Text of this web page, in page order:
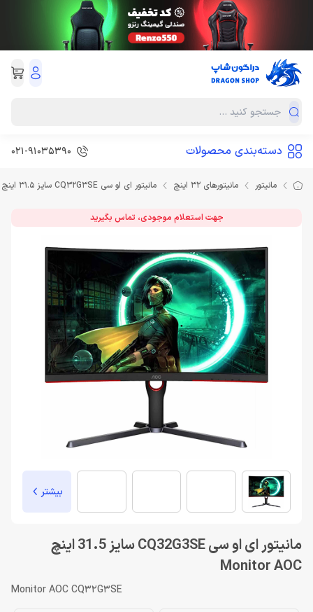
دسته‌بندی محصولات 021-91035390
مانیتور مانیتورهای 32 اینچ مانیتور ای او سی CQ32G3SE سایز 31.5 اینچ Monitor AOC
جهت استعلام موجودی، تماس بگیرید
بیشتر
مانیتور ای او سی CQ32G3SE سایز 31.5 اینچ
Monitor AOC
Monitor AOC CQ32G3SE